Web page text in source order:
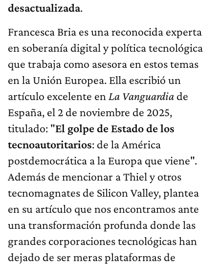
desactualizada.
Francesca Bria es una reconocida experta
en soberanía digital y política tecnológica
que trabaja como asesora en estos temas
en la Unión Europea. Ella escribió un
artículo excelente en La Vanguardia de
España, el 2 de noviembre de 2025,
titulado: "El golpe de Estado de los
tecnoautoritarios: de la América
postdemocrática a la Europa que viene".
Además de mencionar a Thiel y otros
tecnomagnates de Silicon Valley, plantea
en su artículo que nos encontramos ante
una transformación profunda donde las
grandes corporaciones tecnológicas han
dejado de ser meras plataformas de